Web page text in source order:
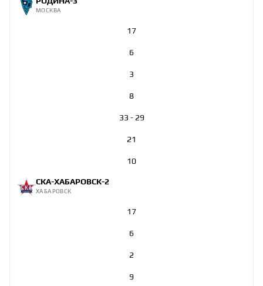
МОСКВА
17
6
3
8
33 - 29
21
10
СКА-ХАБАРОВСК-2
ХАБАРОВСК
17
6
2
9